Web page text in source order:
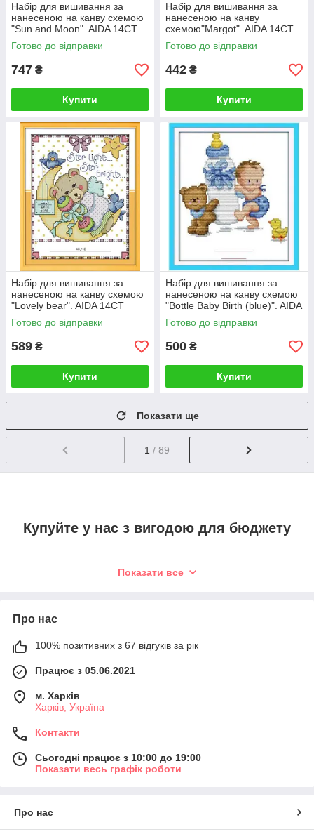
Набір для вишивання за
нанесеною на канву схемою
"Sun and Moon". AIDA 14CT
printed, 44*36 см
Готово до відправки
747 ₴
Купити
Набір для вишивання за
нанесеною на канву
схемою"Margot". AIDA 14CT
printed, 25*20 см
Готово до відправки
442 ₴
Купити
Набір для вишивання за
нанесеною на канву схемою
"Lovely bear". AIDA 14CT
printed, 25*30 см
Готово до відправки
589 ₴
Купити
Набір для вишивання за
нанесеною на канву схемою
"Bottle Baby Birth (blue)". AIDA
14CT printed, 20*25 см
Готово до відправки
500 ₴
Купити
Показати ще
1 / 89
Купуйте у нас з вигодою для бюджету
якісної і сертифікованої продукції.
Гнучкість.
Встановлюємо кращі конкурентні ціни на весь
асортимент продукції, пропонуємо цікаві знижки.
Впевненість.
Передбачена можливість обміну або повернення
Вибір.
Показати все
Про нас
100% позитивних з 67 відгуків за рік
Працює з 05.06.2021
м. Харків
Харків, Україна
Контакти
Сьогодні працює з 10:00 до 19:00
Показати весь графік роботи
Про нас